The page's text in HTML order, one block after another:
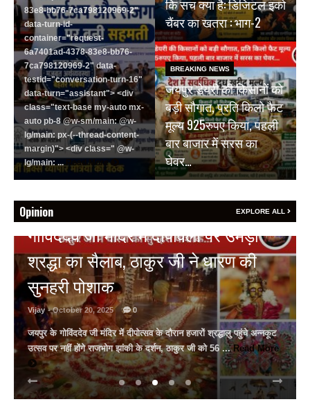
83e8-bb76-7ca798120969-2"
data-turn-id-
container="request-
6a7401ad-4378-83e8-bb76-
7ca798120969-2" data-
testid="conversation-turn-16"
data-turn="assistant"> <div
class="text-base my-auto mx-
auto pb-8 @w-sm/main: @w-
lg/main: px-(--thread-content-
margin)"> <div class=" @w-
lg/main: ...
Read More
कि सच क्या है: डिजिटल इको
चैंबर का खतरा : भाग-2
BREAKING NEWS
जयपुर डेयरी की किसानों को
बड़ी सौगात, प्रति किलो फैट
मूल्य 925रुपए किया, पहली
बार बाजार में सरस का
घेवर…
Opinion EXPLORE ALL
HOT NEWS
सीजफायर का उल्लंघन, पाकिस्तान ने
दिखाई अपनी औकात, भारतीय सेना को
सरकार ने दिया फ्री हैंड…
Vijay - May 10, 2025 0
भारत के सामने गिड़गिड़ाया, फिर आंख दिखाई पाकिस्तान ने अमेरिका की
मध्यस्थता से सीजफायर, 4 घंटे भी नहीं चला युद्ध विराम शनिवार रात 9 बजे ...
Read More